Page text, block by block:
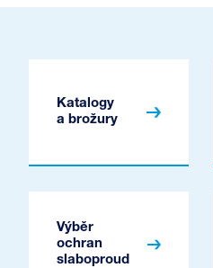
Katalogy
a brožury
Výběr
ochran
slaboproud